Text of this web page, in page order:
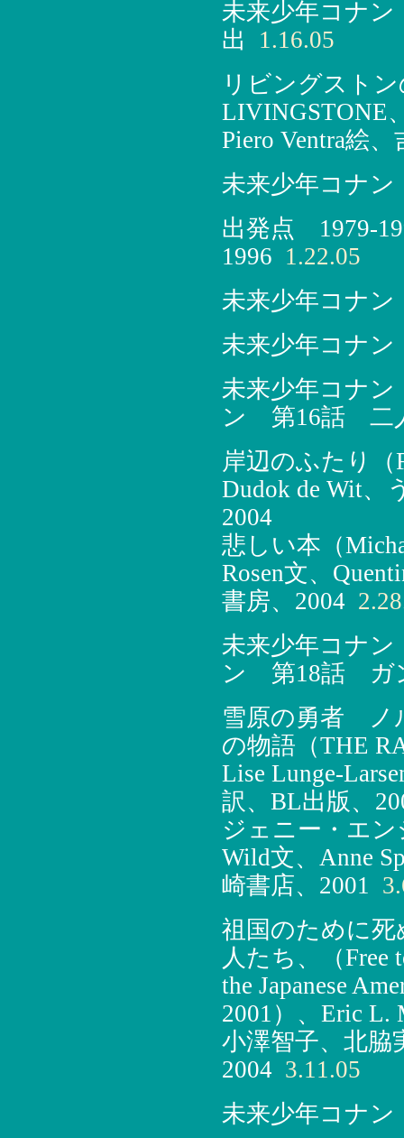
未来少年コナ
出
1.16.05
リビングスト
LIVINGSTONE
Piero Ventra絵
未来少年コナ
出発点 1979-
1996 1.22.05
未来少年コナ
未来少年コナ
未来少年コナ
ン 第16話 二
岸辺のふたり（
Dudok de Wit、
2004
悲しい本（
Rosen文、
書房、2004
未来少年コナ
ン 第18話 ガ
雪原の勇者 ノ
の物語（THE
Lise Lunge-
訳、BL出版、
ジェニー・エン
Wild文、Anne
崎書店、2001
祖国のために
人たち、（Free
the Japanese
2001）、Eric L.
小澤智子、北脇
2004 3.11.05
未来少年コナ